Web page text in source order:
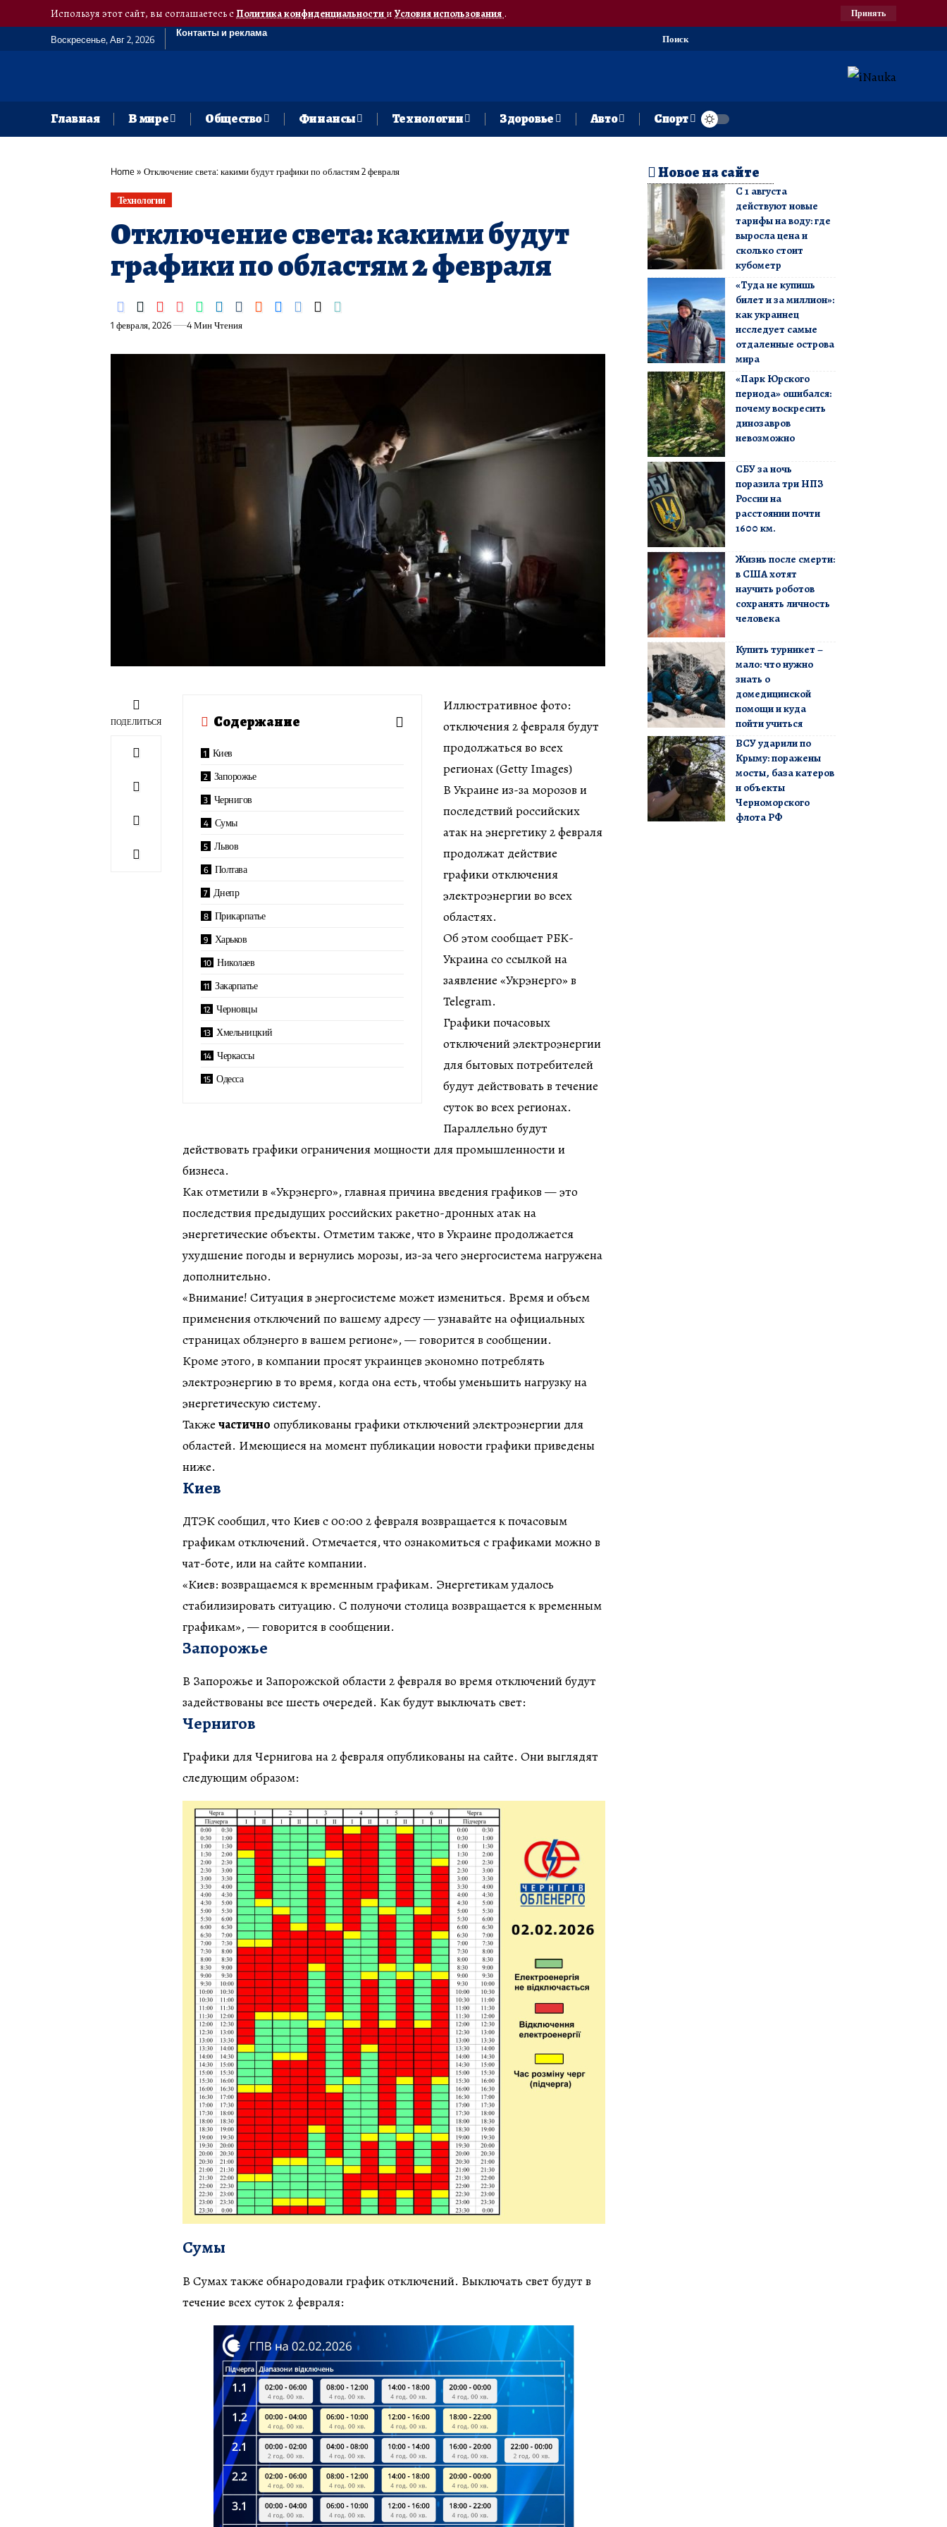
Используя этот сайт, вы соглашаетесь сПолитика конфиденциальностии Условия использования. Принять
Воскресенье, Авг 2, 2026
Контакты и реклама
Поиск
Главная В мире Общество Финансы Технологии Здоровье Авто Спорт
Home» Отключение света: какими будут графики по областям 2 февраля
Технологии
Отключение света: какими будут
графики по областям 2 февраля
1 февраля, 2026 4 Мин Чтения
ПОДЕЛИТЬСЯ Содержание
Киев
Запорожье
Чернигов
Сумы
Львов
Полтава
Днепр
Прикарпатье
Харьков
Николаев
Закарпатье
Черновцы
Хмельницкий
Черкассы
Одесса
Иллюстративное фото:
отключения 2 февраля будут
продолжаться во всех
регионах (Getty Images)
В Украине из-за морозов и
последствий российских
атак на энергетику 2 февраля
продолжат действие
графики отключения
электроэнергии во всех
областях.
Об этом сообщает РБК-
Украина со ссылкой на
заявление «Укрэнерго» в
Telegram.
Графики почасовых
отключений электроэнергии
для бытовых потребителей
будут действовать в течение
суток во всех регионах.
Параллельно будут
действовать графики ограничения мощности для промышленности и
бизнеса.
Как отметили в «Укрэнерго», главная причина введения графиков — это
последствия предыдущих российских ракетно-дронных атак на
энергетические объекты. Отметим также, что в Украине продолжается
ухудшение погоды и вернулись морозы, из-за чего энергосистема нагружена
дополнительно.
«Внимание! Ситуация в энергосистеме может измениться. Время и объем
применения отключений по вашему адресу — узнавайте на официальных
страницах облэнерго в вашем регионе», — говорится в сообщении.
Кроме этого, в компании просят украинцев экономно потреблять
электроэнергию в то время, когда она есть, чтобы уменьшить нагрузку на
энергетическую систему.
Также частично опубликованы графики отключений электроэнергии для
областей. Имеющиеся на момент публикации новости графики приведены
ниже.
Киев
ДТЭК сообщил, что Киев с 00:00 2 февраля возвращается к почасовым
графикам отключений. Отмечается, что ознакомиться с графиками можно в
чат-боте, или на сайте компании.
«Киев: возвращаемся к временным графикам. Энергетикам удалось
стабилизировать ситуацию. С полуночи столица возвращается к временным
графикам», — говорится в сообщении.
Запорожье
В Запорожье и Запорожской области 2 февраля во время отключений будут
задействованы все шесть очередей. Как будут выключать свет:
Чернигов
Графики для Чернигова на 2 февраля опубликованы на сайте. Они выглядят
следующим образом:
Сумы
В Сумах также обнародовали график отключений. Выключать свет будут в
течение всех суток 2 февраля:
Новое на сайте
С 1 августа
действуют новые
тарифы на воду: где
выросла цена и
сколько стоит
кубометр
«Туда не купишь
билет и за миллион»:
как украинец
исследует самые
отдаленные острова
мира
«Парк Юрского
периода» ошибался:
почему воскресить
динозавров
невозможно
СБУ за ночь
поразила три НПЗ
России на
расстоянии почти
1600 км.
Жизнь после смерти:
в США хотят
научить роботов
сохранять личность
человека
Купить турникет –
мало: что нужно
знать о
домедицинской
помощи и куда
пойти учиться
ВСУ ударили по
Крыму: поражены
мосты, база катеров
и объекты
Черноморского
флота РФ